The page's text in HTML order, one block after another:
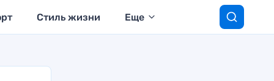
Стиль жизни Еще